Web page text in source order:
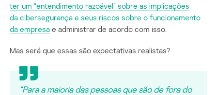
ter um “entendimento razoável” sobre as implicações
da cibersegurança e seus riscos sobre o funcionamento
da empresa e administrar de acordo com isso.
Mas será que essas são expectativas realistas?
“Para a maioria das pessoas que são de fora do